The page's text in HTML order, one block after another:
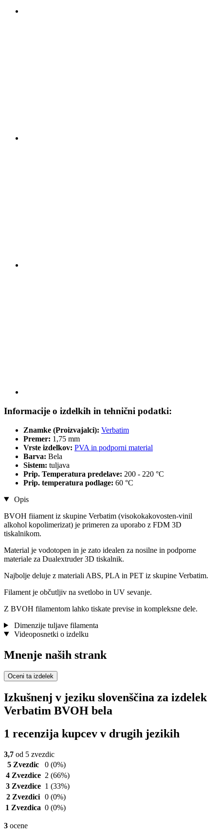
Informacije o izdelkih in tehnični podatki:
Znamke (Proizvajalci): Verbatim
Premer: 1,75 mm
Vrste izdelkov: PVA in podporni material
Barva: Bela
Sistem: tuljava
Prip. Temperatura predelave: 200 - 220 °C
Prip. temperatura podlage: 60 °C
Opis
BVOH fiiament iz skupine Verbatim (visokokakovosten-vinil
alkohol kopolimerizat) je primeren za uporabo z FDM 3D
tiskalnikom.
Material je vodotopen in je zato idealen za nosilne in podporne
materiale za Dualextruder 3D tiskalnik.
Najbolje deluje z materiali ABS, PLA in PET iz skupine Verbatim.
Filament je občutljiv na svetlobo in UV sevanje.
Z BVOH filamentom lahko tiskate previse in kompleksne dele.
Dimenzije tuljave filamenta
Videoposnetki o izdelku
Mnenje naših strank
Oceni ta izdelek
Izkušnenj v jeziku slovenščina za izdelek
Verbatim BVOH bela
1 recenzija kupcev v drugih jezikih
3,7 od 5 zvezdic
5 Zvezdic
0 (0%)
4 Zvezdice 2 (66%)
3 Zvezdice 1 (33%)
2 Zvezdici 0 (0%)
1 Zvezdica 0 (0%)
3 ocene